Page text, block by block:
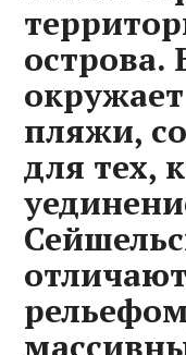
острова.
пляжи,
для тех,